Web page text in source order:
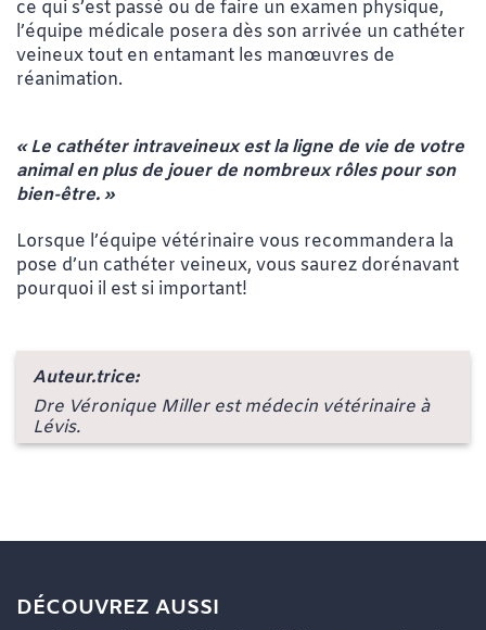
ce qui s’est passé ou de faire un examen physique,
l’équipe médicale posera dès son arrivée un cathéter
veineux tout en entamant les manœuvres de
réanimation.
« Le cathéter intraveineux est la ligne de vie de votre
animal en plus de jouer de nombreux rôles pour son
bien-être. »
Lorsque l’équipe vétérinaire vous recommandera la
pose d’un cathéter veineux, vous saurez dorénavant
pourquoi il est si important!
Auteur.trice:
Dre Véronique Miller est médecin vétérinaire à
Lévis.
DÉCOUVREZ AUSSI